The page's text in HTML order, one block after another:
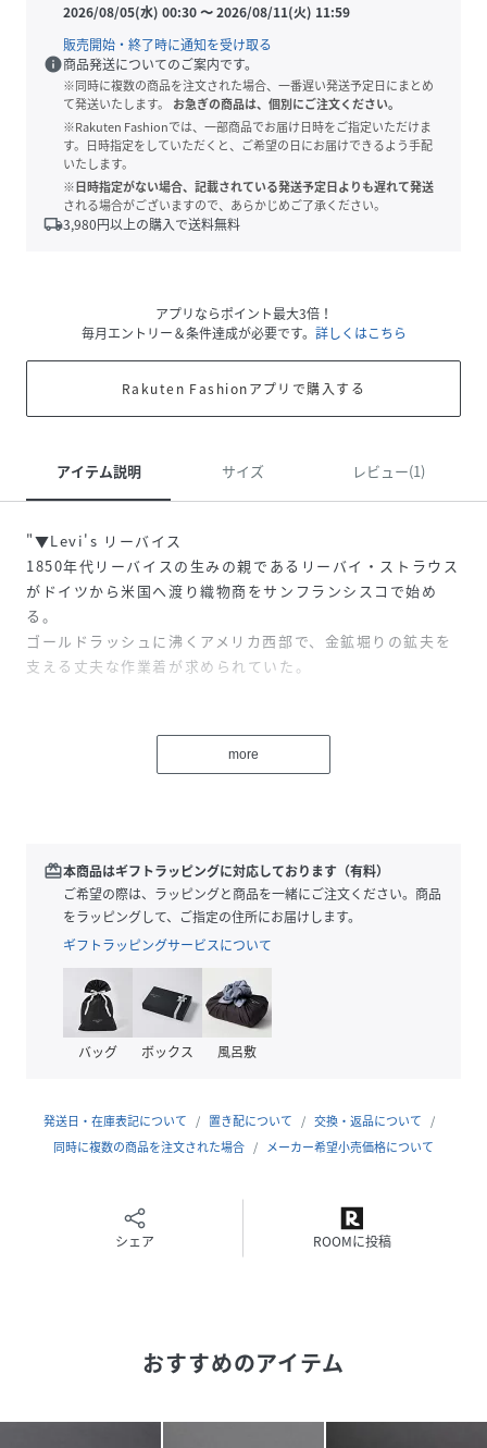
2026/08/05(水) 00:30〜2026/08/11(火) 11:59
販売開始・終了時に通知を受け取る
info商品発送についてのご案内です。
※同時に複数の商品を注文された場合、一番遅い発送予定日にまとめ
て発送いたします。
お急ぎの商品は、個別にご注文ください。
※Rakuten Fashionでは、一部商品でお届け日時をご指定いただけま
す。日時指定をしていただくと、ご希望の日にお届けできるよう手配
いたします。
※日時指定がない場合、記載されている発送予定日よりも遅れて発送
される場合がございますので、あらかじめご了承ください。
local_shipping3,980円以上の購入で送料無料
アプリならポイント最大3倍！
毎月エントリー＆条件達成が必要です。 詳しくはこちら
Rakuten Fashionアプリで購入する
アイテム説明 サイズ レビュー(1)
"▼Levi's リーバイス
1850年代リーバイスの生みの親であるリーバイ・ストラウス
がドイツから米国へ渡り織物商をサンフランシスコで始め
る。
ゴールドラッシュに沸くアメリカ西部で、金鉱堀りの鉱夫を
支える丈夫な作業着が求められていた。
アであるデニムや綿帆布に銅のリベットを使用し補強する手
法を用いてジーンズの原型となる作業着を製造販売するよう
こちらのベルトは、厚みのあるしっかりとした手持ち感ある
カウレザーを使用し生産しております。
使い込むことでの経年変化を楽しめ、長く愛着を持ってお使
い頂けます。
▼デザイン
35mm幅のやや細幅の帯にミニマルなスクエアバックルを装
ングの刻印があります。
サイズ調整ができるので、女性の方にもおすすめです。
▼コーディネイト
カラーに合わせれば、スーツスタイルのアクセントにもなり
more
redeem本商品はギフトラッピングに対応しております（有料）
ご希望の際は、ラッピングと商品を一緒にご注文ください。商品
をラッピングして、ご指定の住所にお届けします。
ギフトラッピングサービスについて
バッグ ボックス 風呂敷
発送日・在庫表記について 置き配について
交換・返品について
同時に複数の商品を注文された場合
メーカー希望小売価格について
シェア ROOMに投稿
おすすめのアイテム